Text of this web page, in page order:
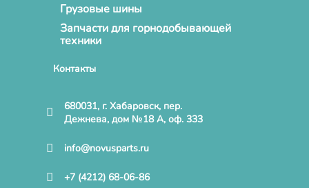
Грузовые шины
Запчасти для горнодобывающей
техники
Контакты
680031, г. Хабаровск, пер.
Дежнева, дом №18 А, оф. 333
info@novusparts.ru
+7 (4212) 68-06-86